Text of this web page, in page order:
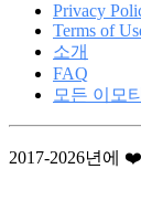
Privacy
Terms of
소개
FAQ
모든 이모
2017-2026년에